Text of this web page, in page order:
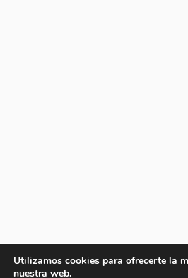
Utilizamos cookies para ofrecerte la
nuestra web.